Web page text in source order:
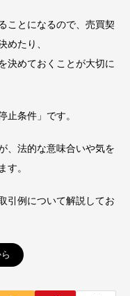
ことになるので、売買契
めたり、
決めておくことが大切に
止条件」です。
、法的な意味合いや気を
す。
引例について解説してお